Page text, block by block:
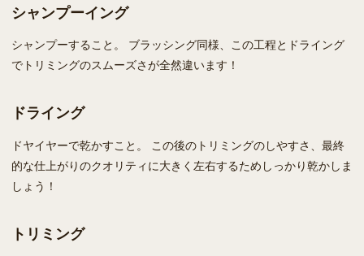
シャンプーイング
シャンプーすること。 ブラッシング同様、この工程とドライング
でトリミングのスムーズさが全然違います！
ドライング
ドヤイヤーで乾かすこと。 この後のトリミングのしやすさ、最終
的な仕上がりのクオリティに大きく左右するためしっかり乾かしま
しょう！
トリミング